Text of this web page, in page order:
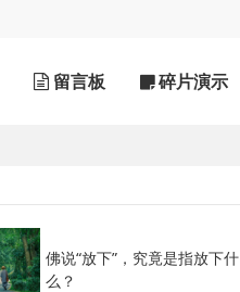
留言板 碎片演示
佛说“放下”，究竟是指放下什
么？